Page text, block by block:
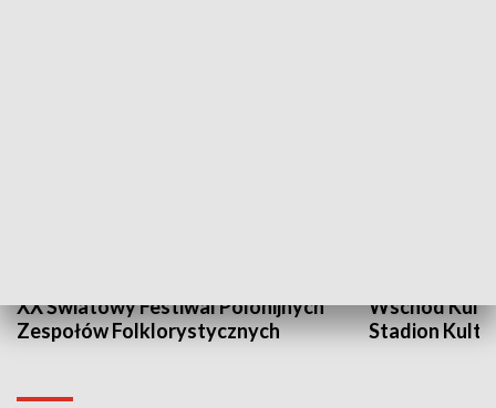
XX Światowy Festiwal Polonijnych
Zespołów Folklorystycznych
Wschód
Stadion